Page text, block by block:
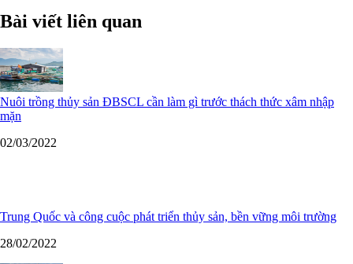
Bài viết liên quan
Nuôi trồng thủy sản ĐBSCL cần làm gì trước thách thức xâm nhập
mặn
02/03/2022
Trung Quốc và công cuộc phát triển thủy sản, bền vững môi trường
28/02/2022